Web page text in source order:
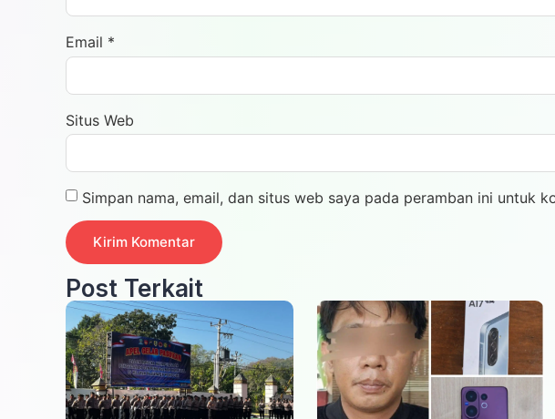
Email *
Situs Web
Simpan nama, email, dan situs web saya pada peramban ini untuk
Post Terkait